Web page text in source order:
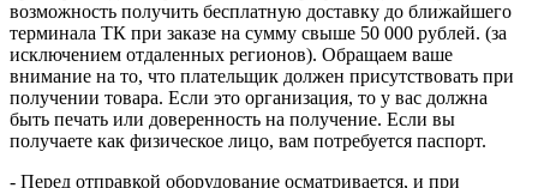
возможность получить бесплатную доставку до ближайшего
терминала ТК при заказе на сумму свыше 50 000 рублей. (за
исключением отдаленных регионов). Обращаем ваше
внимание на то, что плательщик должен присутствовать при
получении товара. Если это организация, то у вас должна
быть печать или доверенность на получение. Если вы
получаете как физическое лицо, вам потребуется паспорт.
- Перед отправкой оборудование осматривается, и при